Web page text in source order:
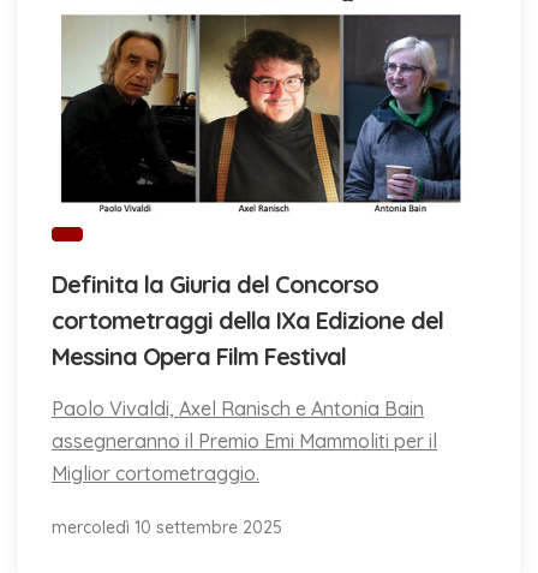
Definita la Giuria del Concorso
cortometraggi della IXa Edizione del
Messina Opera Film Festival
Paolo Vivaldi, Axel Ranisch e Antonia Bain
assegneranno il Premio Emi Mammoliti per il
Miglior cortometraggio.
mercoledì 10 settembre 2025